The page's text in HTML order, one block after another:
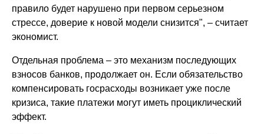
правило будет нарушено при первом серьезном
стрессе, доверие к новой модели снизится", – считает
экономист.
Отдельная проблема – это механизм последующих
взносов банков, продолжает он. Если обязательство
компенсировать госрасходы возникает уже после
кризиса, такие платежи могут иметь проциклический
эффект.